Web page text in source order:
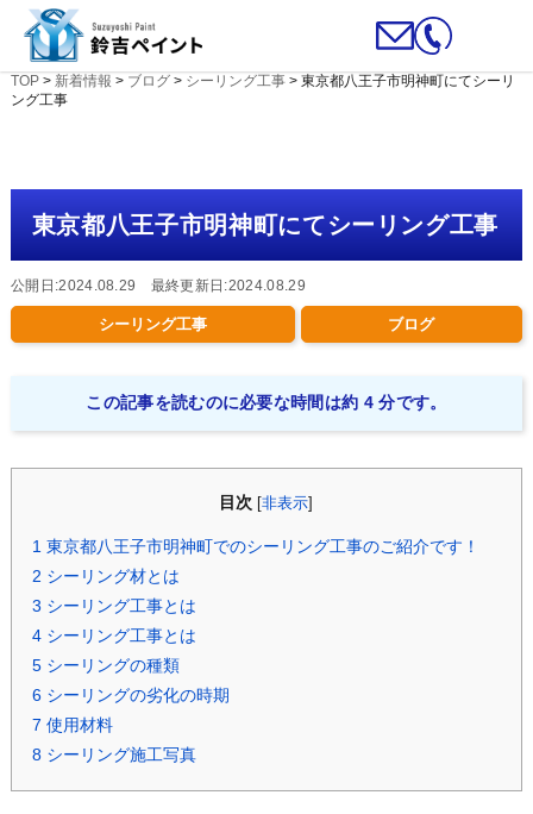
TOP> 新着情報 > ブログ> シーリング工事> 東京都八王子市明神町にてシーリ
ング工事
東京都八王子市明神町にてシーリング工事
公開日:2024.08.29 最終更新日:2024.08.29
シーリング工事 ブログ
この記事を読むのに必要な時間は約 4 分です。
目次 [非表示
1 東京都八王子市明神町でのシーリング工事のご紹介です！
2 シーリング材とは
3 シーリング工事とは
4シーリング工事とは
5シーリングの種類
6シーリングの劣化の時期
7 使用材料
8シーリング施工写真